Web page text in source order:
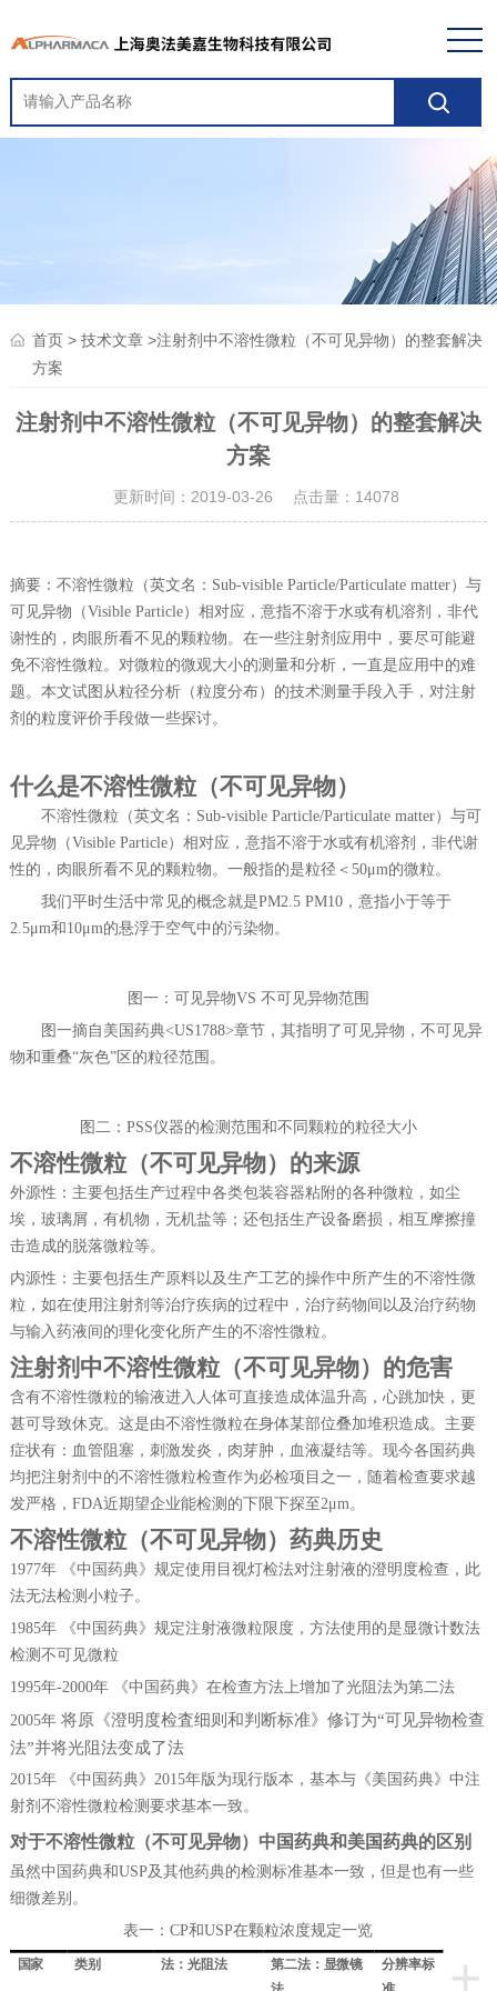
首页> 技术文章>注射剂中不溶性微粒（不可见异物）的整套解决
方案
注射剂中不溶性微粒（不可见异物）的整套解决
方案
更新时间：2019-03-26 点击量： 14078
摘要：不溶性微粒（英文名： Sub-visible Particle/Particulate matter）与
可见异物（Visible Particle）相对应，意指不溶于水或有机溶剂，非代
谢性的，肉眼所看不见的颗粒物。在一些注射剂 应用中，要尽可能避
免不溶性微粒。对微粒的微观大小的测量和分析，一直是应用中的难
题。本文试图从粒径分析（粒度分布）的技术测量手段入手，对注射
剂 的粒度评价手段做一些探讨。
什么是不溶性微粒（不可见异物）
不溶性微粒（英文名： Sub-visible Particle/Particulate matter）与可
见异物（Visible Particle）相对应，意指不溶于水或有机溶剂，非代谢
性的，肉眼所看不见的颗粒物。一般指的是粒径＜ 50μm的微粒。
我们平时生活中常见的概念就是PM2.5 PM10，意指小于等于
2.5μm和10μm的悬浮于空气中的污染物。
图一：可见异物VS 不可见异物范围
图一摘自美国药典<US1788>章节，其指明了可见异物，不可见异
物和重叠“灰色”区的粒径范围。
图二： PSS仪器的检测范围和不同颗粒的粒径大小
不溶性微粒（不可见异物）的来源
外源性： 主要包括生产过程中各类包装容器粘附的各种微粒，如尘
埃，玻璃屑，有机物，无机盐等；还包括生产设备磨损，相互摩擦撞
击造成的脱落微粒等。
内源性：主要包括生产原料以及生产工艺的操作中所产生的不溶性微
粒，如在使用注射剂等治疗疾病的过程中，治疗药物间以及治疗药物
与输入药液间的理化变化所产生的不溶性微粒。
注射剂中不溶性微粒（不可见异物）的危害
含有不溶性微粒的输液进入人体可直接造成体温升高，心跳加快，更
甚可导致休克。这是由不溶性微粒在身体某部位叠加堆积造成。主要
症状有：血管阻塞，刺激发炎，肉芽肿，血液凝结等。现今各国药典
均把注射剂中的不溶性微粒检查作为必检项目之一，随着检查要求越
发严格， FDA近期望企业能检测的下限下探至2μm。
不溶性微粒（不可见异物）药典历史
1977年
《中国药典》规定使用目视灯检法对注射液的澄明度检查，此
法无法检测小粒子。
1985年
《中国药典》规定注射液微粒限度，方法使用的是显微计数法
检测不可见微粒
1995年-2000年
《中国药典》在检查方法上增加了光阻法为第二法
2005年 将原 《澄明 度检査细则 和判 断标准》 修订为“可见异物检查
法”并将光阻法变成了法
2015年 《中国药典》 2015年版为现行版本，基本与《美国药典》中注
射剂不溶性微粒检测要求基本一致。
对于不溶性微粒（不可见异物）中国药典和美国药典的区别
虽然中国药典和USP及其他药典的检测标准基本一致，但是也有一些
细微差别。
表一：CP和USP在颗粒浓度规定一览
+
国家 类别 法：光阻法
第二法：显微镜
分辨率标